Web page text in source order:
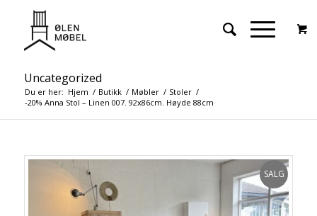
Uncategorized
Du er her: Hjem / Butikk / Møbler / Stoler /
-20% Anna Stol – Linen 007. 92x86cm. Høyde 88cm
SALG